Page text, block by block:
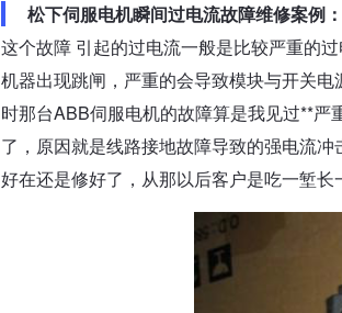
松下伺服电机瞬间过电流故障维修案例：
这个故障 引起的过电流一般是比较严重的
机器出现跳闸，严重的会导致模块与开关
时那台ABB伺服电机的故障算是我见过**
了，原因就是线路接地故障导致的强电流
好在还是修好了，从那以后客户是吃一堑长